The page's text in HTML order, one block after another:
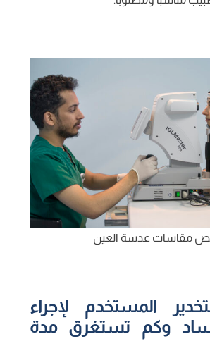
مقاسات عدسة العين
المستخدم لإجراء
وكم تستغرق مدة